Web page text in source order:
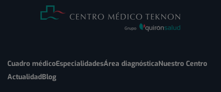
Cuadro médicoEspecialidadesÁrea diagnósticaNuestro Centro
ActualidadBlog